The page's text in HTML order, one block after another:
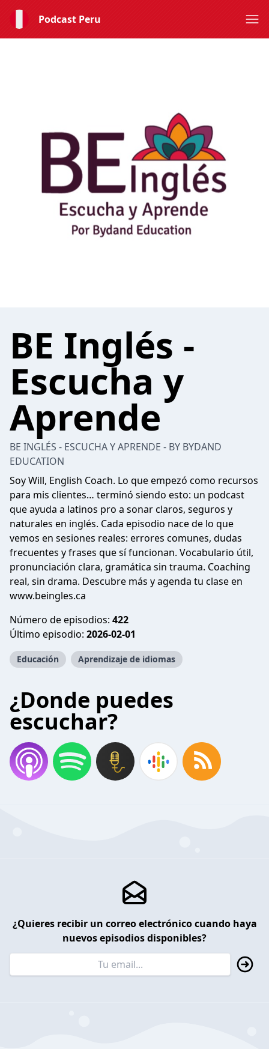
Podcast Peru
BE Inglés -
Escucha y
Aprende
BE INGLÉS - ESCUCHA Y APRENDE - BY BYDAND
EDUCATION
Soy Will, English Coach. Lo que empezó como recursos
para mis clientes… terminó siendo esto: un podcast
que ayuda a latinos pro a sonar claros, seguros y
naturales en inglés. Cada episodio nace de lo que
vemos en sesiones reales: errores comunes, dudas
frecuentes y frases que sí funcionan. Vocabulario útil,
pronunciación clara, gramática sin trauma. Coaching
real, sin drama. Descubre más y agenda tu clase en
www.beingles.ca
Número de episodios: 422
Último episodio: 2026-02-01
Educación Aprendizaje de idiomas
¿Donde puedes
escuchar?
¿Quieres recibir un correo electrónico cuando haya
nuevos episodios disponibles?